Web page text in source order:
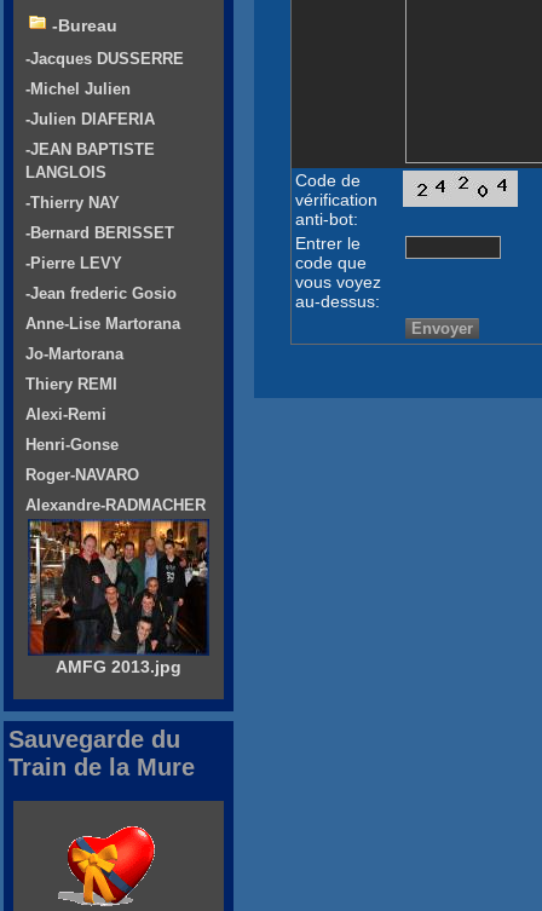
Code de
vérification
anti-bot:
Entrer le
code que
vous voyez
au-dessus:
-Bureau
-Jacques DUSSERRE
-Michel Julien
-Julien DIAFERIA
-JEAN BAPTISTE
LANGLOIS
-Thierry NAY
-Bernard BERISSET
-Pierre LEVY
-Jean frederic Gosio
Anne-Lise Martorana
Jo-Martorana
Thiery REMI
Alexi-Remi
Henri-Gonse
Roger-NAVARO
Alexandre-RADMACHER
AMFG 2013.jpg
Sauvegarde du
Train de la Mure